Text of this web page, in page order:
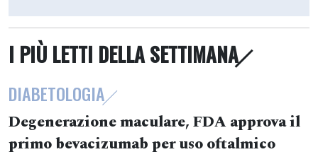
I PIÙ LETTI DELLA SETTIMANA
DIABETOLOGIA
Degenerazione maculare, FDA approva il
primo bevacizumab per uso oftalmico